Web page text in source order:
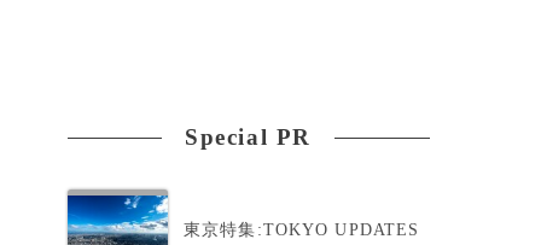
Special PR
東京特集:TOKYO UPDATES